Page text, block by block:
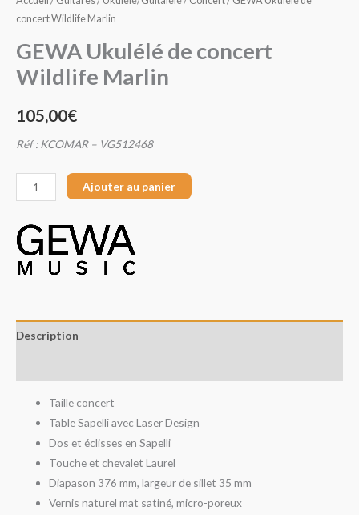
concert Wildlife Marlin
GEWA Ukulélé de concert
Wildlife Marlin
105,00€
Réf : KCOMAR – VG512468
Ajouter au panier
Description
Taille concert
Table Sapelli avec Laser Design
Dos et éclisses en Sapelli
Touche et chevalet Laurel
Diapason 376 mm, largeur de sillet 35 mm
Vernis naturel mat satiné, micro-poreux